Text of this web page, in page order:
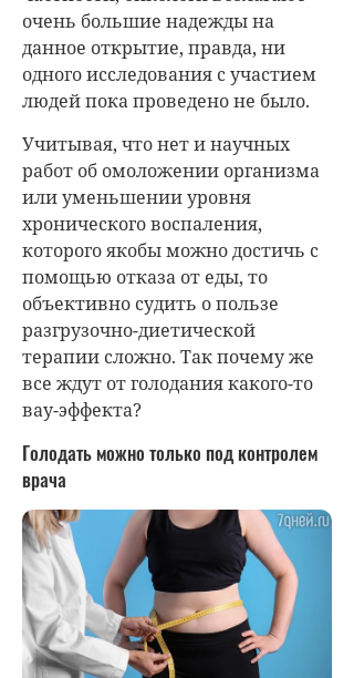
очень большие надежды на
данное открытие, правда, ни
одного исследования с участием
людей пока проведено не было.
Учитывая, что нет и научных
работ об омоложении организма
или уменьшении уровня
хронического воспаления,
которого якобы можно достичь с
помощью отказа от еды, то
объективно судить о пользе
разгрузочно-диетической
терапии сложно. Так почему же
все ждут от голодания какого-то
вау-эффекта?
Голодать можно только под контролем
врача